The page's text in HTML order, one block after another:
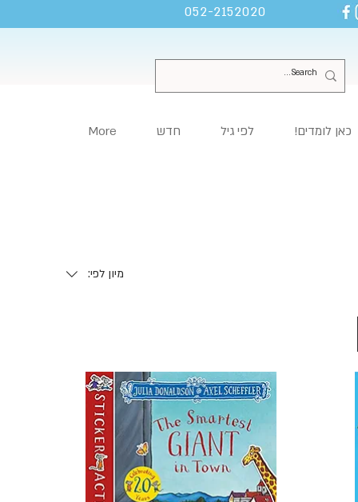
052-2152020
כאן לומדים! לפי גיל חדש More
מיון לפי: